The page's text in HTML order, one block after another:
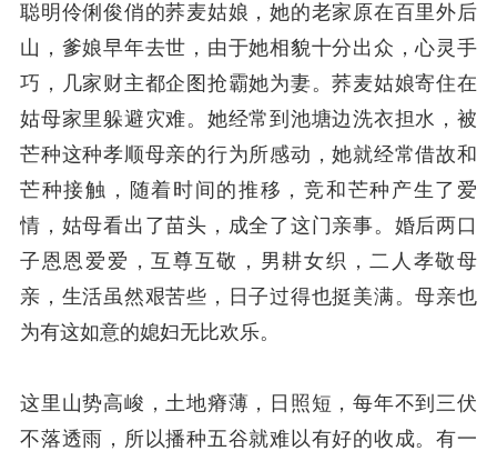
聪明伶俐俊俏的荞麦姑娘，她的老家原在百里外后
山，爹娘早年去世，由于她相貌十分出众，心灵手
巧，几家财主都企图抢霸她为妻。荞麦姑娘寄住在
姑母家里躲避灾难。她经常到池塘边洗衣担水，被
芒种这种孝顺母亲的行为所感动，她就经常借故和
芒种接触，随着时间的推移，竞和芒种产生了爱
情，姑母看出了苗头，成全了这门亲事。婚后两口
子恩恩爱爱，互尊互敬，男耕女织，二人孝敬母
亲，生活虽然艰苦些，日子过得也挺美满。母亲也
为有这如意的媳妇无比欢乐。
这里山势高峻，土地瘠薄，日照短，每年不到三伏
不落透雨，所以播种五谷就难以有好的收成。有一